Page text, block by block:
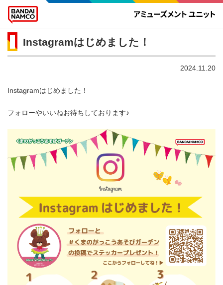
Instagramはじめました！
2024.11.20
Instagramはじめました！
フォローやいいねお待ちしております♪